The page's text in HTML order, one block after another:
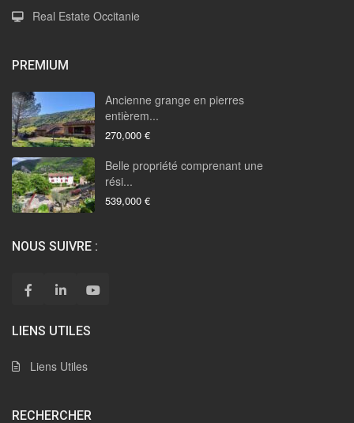
Real Estate Occitanie
PREMIUM
Ancienne grange en pierres
entièrem...
270,000 €
Belle propriété comprenant une
rési...
539,000 €
NOUS SUIVRE :
LIENS UTILES
Liens Utiles
RECHERCHER